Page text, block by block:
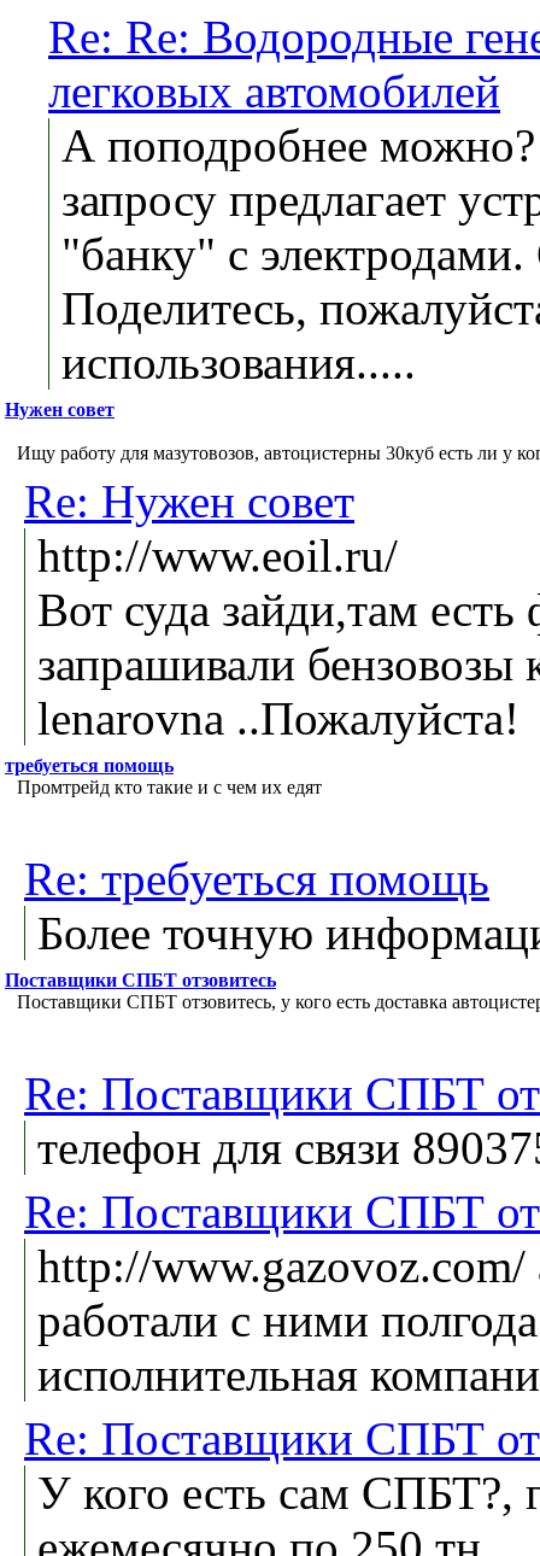
Re: Re: Водородные
легковых автомобилей
А поподробнее
запросу предлагает
"банку" с
Поделитесь,
использования.....
Нужен совет
Ищу работу для мазутовозов, автоцистерны 30куб есть ли у
Re: Нужен совет
http://www.eoil.ru/
Вот суда зайди,там
запрашивали бензовозы
lenarovna ..Пожалуйста!
требуеться помощь
Промтрейд кто такие и с чем их едят
Re: требуеться помощь
Более точную
Поставщики СПБТ отзовитесь
Поставщики СПБТ отзовитесь, у кого есть доставка
Re: Поставщики СПБТ
телефон для связи
Re: Поставщики СПБТ
http://www.gazovoz.com/
работали с ними
исполнительная
Re: Поставщики СПБТ
У кого есть сам СПБТ?,